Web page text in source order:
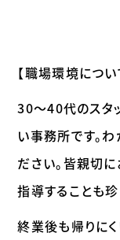
【職場環境につい
30～40代のスタ
い事務所です。
ださい。皆親切
指導することも珍
終業後も帰りに